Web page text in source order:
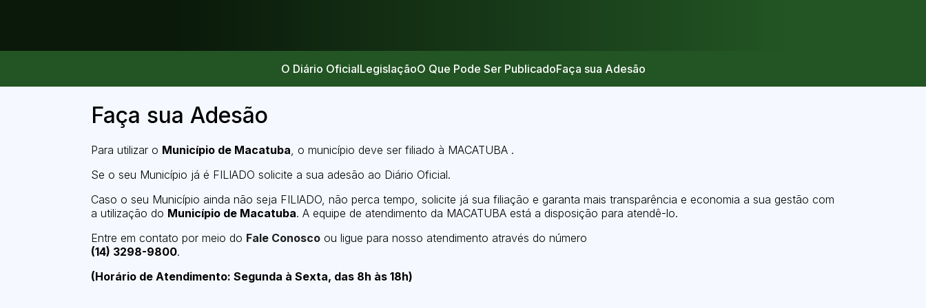
O Diário OficialLegislaçãoO Que Pode Ser PublicadoFaça sua Adesão
Faça sua Adesão
Para utilizar o Município de Macatuba , o município deve ser filiado à MACATUBA .
Se o seu Município já é FILIADO solicite a sua adesão ao Diário Oficial.
Caso o seu Município ainda não seja FILIADO, não perca tempo, solicite já sua filiação e garanta mais transparência e economia a sua gestão com
a utilização do Município de Macatuba. A equipe de atendimento da MACATUBA está a disposição para atendê-lo.
Entre em contato por meio do Fale Conosco ou ligue para nosso atendimento através do número
(14) 3298-9800.
(Horário de Atendimento: Segunda à Sexta, das 8h às 18h)